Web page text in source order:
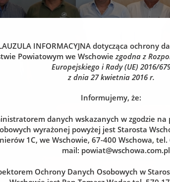
INFORMACYJNAdotycząca ochrony
Powiatowym we Wschowiezgodna z
Europejskiego i Rady (UE) 2016/
z dnia 27 kwietnia 2016 r.
Informujemy, że:
danych wskazanych w zgodzie
wyrażonej powyżej jest Starosta
1C, we Wschowie, 67-400 Wschowa,
mail: powiat@wschowa.com.pl
Ochrony Danych Osobowych w